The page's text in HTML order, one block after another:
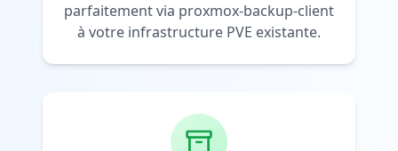
parfaitement via proxmox-backup-client
à votre infrastructure PVE existante.